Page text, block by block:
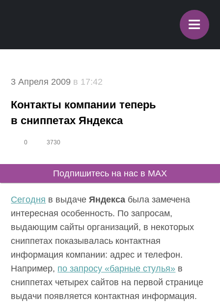
≡
3 Апреля 2009 в 17:42
Контакты компании теперь
в сниппетах Яндекса
0 3730
Подпишитесь на нас в MAX
Сегодня в выдачеЯндекса была замечена
интересная особенность. По запросам,
выдающим сайты организаций, в некоторых
сниппетах показывалась контактная
информация компании: адрес и телефон.
Например, по запросу «барные стулья» в
сниппетах четырех сайтов на первой странице
выдачи появляется контактная информация.